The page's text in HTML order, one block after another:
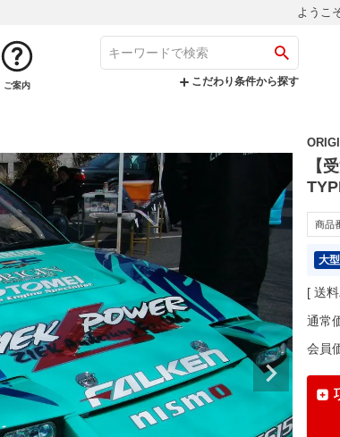
ようこ
ご案内 こだわり条件から探す
【
商品
大
送
通常
会員